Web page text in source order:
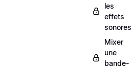
les
effets
sonores
Mixer
une
bande-